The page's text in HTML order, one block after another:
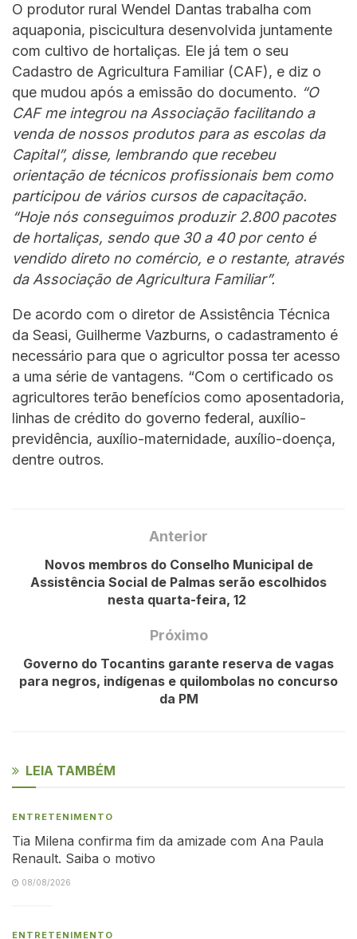
O produtor rural Wendel Dantas trabalha com
aquaponia, piscicultura desenvolvida juntamente
com cultivo de hortaliças. Ele já tem o seu
Cadastro de Agricultura Familiar (CAF), e diz o
que mudou após a emissão do documento. “O
CAF me integrou na Associação facilitando a
venda de nossos produtos para as escolas da
Capital”, disse, lembrando que recebeu
orientação de técnicos profissionais bem como
participou de vários cursos de capacitação.
“Hoje nós conseguimos produzir 2.800 pacotes
de hortaliças, sendo que 30 a 40 por cento é
vendido direto no comércio, e o restante, através
da Associação de Agricultura Familiar”.
De acordo com o diretor de Assistência Técnica
da Seasi, Guilherme Vazburns, o cadastramento é
necessário para que o agricultor possa ter acesso
a uma série de vantagens. “Com o certificado os
agricultores terão benefícios como aposentadoria,
linhas de crédito do governo federal, auxílio-
previdência, auxílio-maternidade, auxílio-doença,
dentre outros.
Anterior
Novos membros do Conselho Municipal de
Assistência Social de Palmas serão escolhidos
nesta quarta-feira, 12
Próximo
Governo do Tocantins garante reserva de vagas
para negros, indígenas e quilombolas no concurso
da PM
LEIA TAMBÉM
ENTRETENIMENTO
Tia Milena confirma fim da amizade com Ana Paula
Renault. Saiba o motivo
08/08/2026
ENTRETENIMENTO